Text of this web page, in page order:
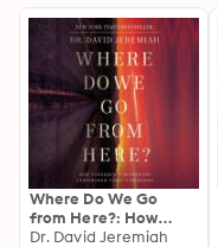
Where Do We Go
from Here?: How
Tomorrow's
Dr. David Jeremiah